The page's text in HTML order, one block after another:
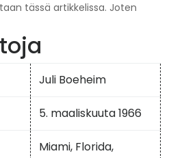
​​tässä artikkelissa. Joten
Juli Boeheim
5. maaliskuuta 1966
Miami, Florida,